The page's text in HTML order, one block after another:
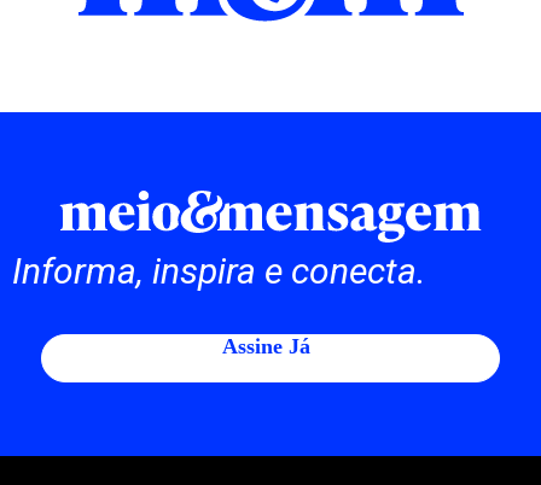
Informa, inspira e conecta.
Assine Já